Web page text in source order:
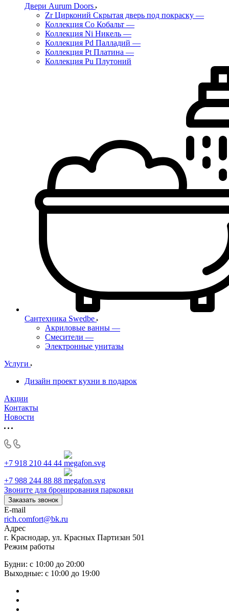
Двери Aurum Doors
Zr Цирконий Скрытая дверь под покраску —
Коллекция Co Кобальт —
Коллекция Ni Никель —
Коллекция Pd Палладий —
Коллекция Pt Платина —
Коллекция Pu Плутоний
Сантехника Swedbe
Акриловые ванны —
Смесители —
Электронные унитазы
Услуги
Дизайн проект кухни в подарок
Акции
Контакты
Новости
+7 918 210 44 44
+7 988 244 88 88
Звоните для бронирования парковки
Заказать звонок
E-mail
rich.comfort@bk.ru
Адрес
г. Краснодар, ул. Красных Партизан 501
Режим работы
Будни: с 10:00 до 20:00
Выходные: с 10:00 до 19:00